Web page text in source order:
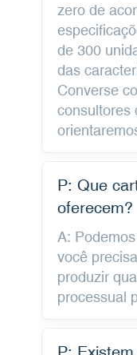
zero de
de 300
das
Converse
consultores
P: Que
oferecem?
A:
você
produzir
processual
P: